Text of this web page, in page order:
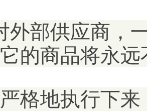
外部供应商，
的商品将永
格地执行下来